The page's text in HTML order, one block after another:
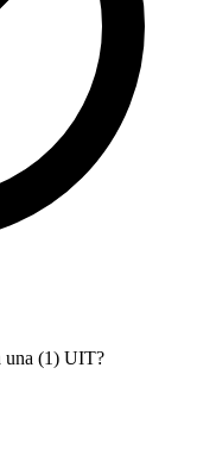
una (1) UIT?